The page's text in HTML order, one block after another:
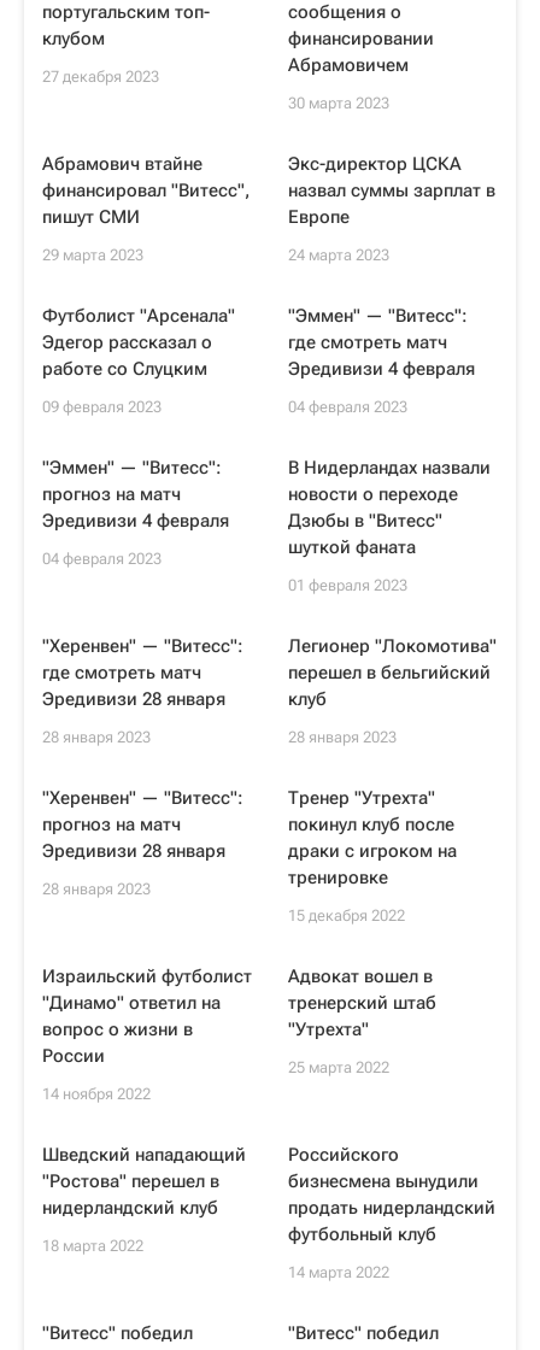
португальским топ-
клубом
27 декабря 2023
сообщения о
финансировании
Абрамовичем
30 марта 2023
Абрамович втайне
финансировал "Витесс",
пишут СМИ
29 марта 2023
Экс-директор ЦСКА
назвал суммы зарплат в
Европе
24 марта 2023
Футболист "Арсенала"
Эдегор рассказал о
работе со Слуцким
09 февраля 2023
"Эммен" — "Витесс":
где смотреть матч
Эредивизи 4 февраля
04 февраля 2023
"Эммен" — "Витесс":
прогноз на матч
Эредивизи 4 февраля
04 февраля 2023
В Нидерландах назвали
новости о переходе
Дзюбы в "Витесс"
шуткой фаната
01 февраля 2023
"Херенвен" — "Витесс":
где смотреть матч
Эредивизи 28 января
28 января 2023
Легионер "Локомотива"
перешел в бельгийский
клуб
28 января 2023
"Херенвен" — "Витесс":
прогноз на матч
Эредивизи 28 января
28 января 2023
Тренер "Утрехта"
покинул клуб после
драки с игроком на
тренировке
15 декабря 2022
Израильский футболист
"Динамо" ответил на
вопрос о жизни в
России
14 ноября 2022
Адвокат вошел в
тренерский штаб
"Утрехта"
25 марта 2022
Шведский нападающий
"Ростова" перешел в
нидерландский клуб
18 марта 2022
Российского
бизнесмена вынудили
продать нидерландский
футбольный клуб
14 марта 2022
"Витесс" победил
"Витесс" победил